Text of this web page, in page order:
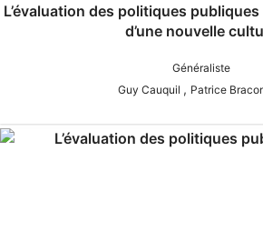
L’évaluation des politiques
d’une nouvelle
Généraliste
Guy Cauquil , Patrice